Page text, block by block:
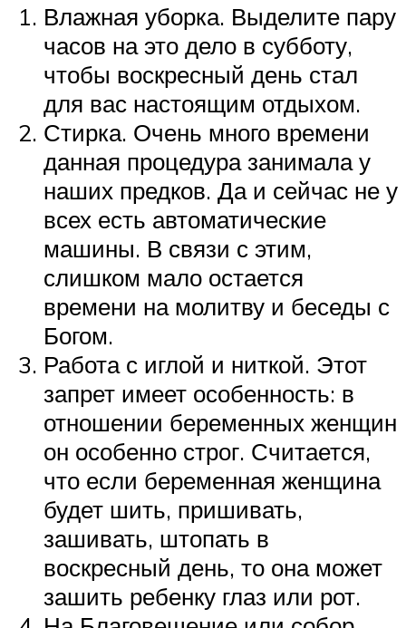
Влажная уборка. Выделите пару
часов на это дело в субботу,
чтобы воскресный день стал
для вас настоящим отдыхом.
Стирка. Очень много времени
данная процедура занимала у
наших предков. Да и сейчас не у
всех есть автоматические
машины. В связи с этим,
слишком мало остается
времени на молитву и беседы с
Богом.
Работа с иглой и ниткой. Этот
запрет имеет особенность: в
отношении беременных женщин
он особенно строг. Считается,
что если беременная женщина
будет шить, пришивать,
зашивать, штопать в
воскресный день, то она может
зашить ребенку глаз или рот.